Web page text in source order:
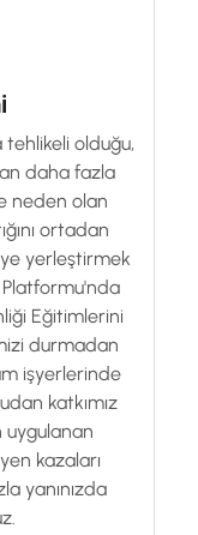
tehlikeli olduğu,
daha fazla
neden olan
ortadan
yerleştirmek
Eğitimlerini
durmadan
işyerlerinde
katkımız
uygulanan
kazaları
yanınızda